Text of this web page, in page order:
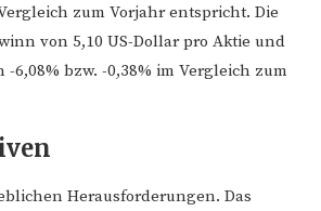
zum Vorjahr entspricht. Die
von 5,10 US-Dollar pro Aktie und
bzw. -0,38% im Vergleich zum
Herausforderungen. Das